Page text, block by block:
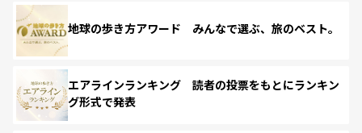
地球の歩き方アワード みんなで選ぶ、旅のベスト。
エアラインランキング 読者の投票をもとにランキン
グ形式で発表